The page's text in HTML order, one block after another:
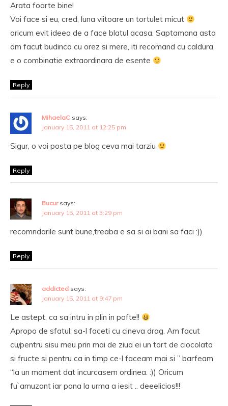
Arata foarte bine!
Voi face si eu, cred, luna viitoare un tortulet micut
oricum evit ideea de a face blatul acasa. Saptamana asta
am facut budinca cu orez si mere, iti recomand cu caldura,
e o combinatie extraordinara de esente
Reply
MihaelaC says:
January 15, 2011 at 12:25 pm
Sigur, o voi posta pe blog ceva mai tarziu
Reply
Bucur says:
January 15, 2011 at 3:29 pm
recomndarile sunt bune,treaba e sa si ai bani sa faci :))
Reply
addicted says:
January 15, 2011 at 9:47 pm
Le astept, ca sa intru in plin in pofte!!
Apropo de sfatul: sa-l faceti cu cineva drag. Am facut
cu/pentru sisu meu prin mai de ziua ei un tort de ciocolata
si fructe si pentru ca in timp ce-l faceam mai si ” barfeam
“la un moment dat incurcasem ordinea. :)) Oricum
fu`amuzant iar pana la urma a iesit .. deeelicios!!!